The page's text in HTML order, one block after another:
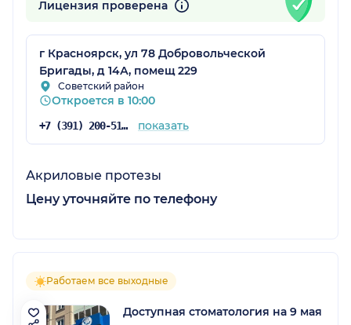
Лицензия проверена
г Красноярск, ул 78 Добровольческой
Бригады, д 14А, помещ 229
Советский район
Откроется в 10:00
+7 (391) 200-51-33 показать
Акриловые протезы
Цену уточняйте по телефону
Работаем все выходные
Доступная стоматология на 9 мая